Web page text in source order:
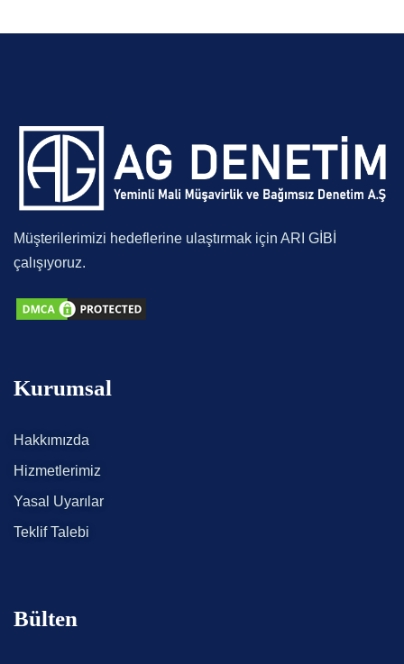
Müşterilerimizi hedeflerine ulaştırmak için ARI GİBİ
çalışıyoruz.
Kurumsal
Hakkımızda
Hizmetlerimiz
Yasal Uyarılar
Teklif Talebi
Bülten